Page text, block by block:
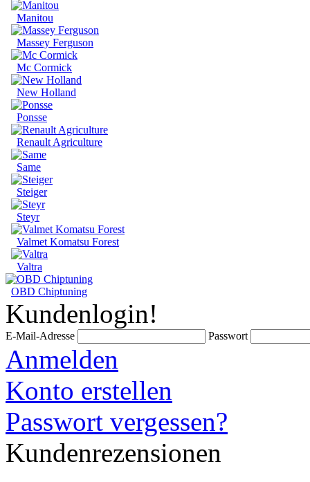
Manitou
Massey Ferguson
Mc Cormick
New Holland
Ponsse
Renault Agriculture
Same
Steiger
Steyr
Valmet Komatsu Forest
Valtra
OBD Chiptuning
Kundenlogin!
E-Mail-Adresse Passwort
Anmelden
Konto erstellen
Passwort vergessen?
Kundenrezensionen